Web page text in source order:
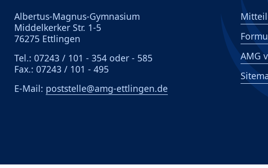
Albertus-Magnus-Gymnasium
Middelkerker Str. 1-5
76275 Ettlingen
Tel.: 07243 / 101 - 354 oder - 585
Fax.: 07243 / 101 - 495
E-Mail: poststelle@amg-ettlingen.de
AMG